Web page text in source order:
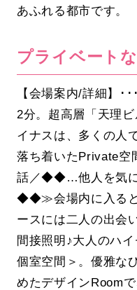
あふれる都市です。
プライベート
【会場案内/詳細】･
2分。超高層「天理
イナスは、多くの
落ち着いたPrivate
話／◆◆…他人を気
◆◆≫会場内に入ると
ースには二人の出会
間接照明♪大人のハ
個室空間＞。優雅な
めたデザインRoom